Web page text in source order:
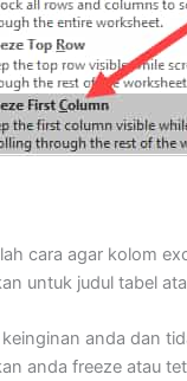
cara agar kolom
untuk judul tabel
anda dan
anda freeze atau